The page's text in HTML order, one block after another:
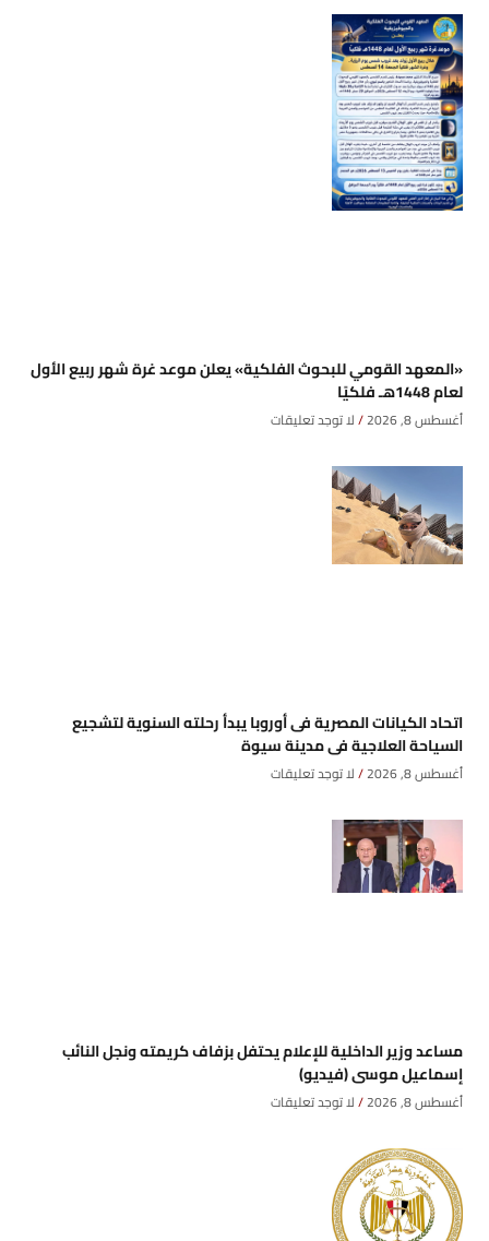
«المعهد القومي للبحوث الفلكية» يعلن موعد غرة شهر ربيع الأول
لعام 1448هـ فلكيًا
أغسطس 8, 2026 لا توجد تعليقات
اتحاد الكيانات المصرية فى أوروبا يبدأ رحلته السنوية لتشجيع
السياحة العلاجية فى مدينة سيوة
أغسطس 8, 2026 لا توجد تعليقات
مساعد وزير الداخلية للإعلام يحتفل بزفاف كريمته ونجل النائب
إسماعيل موسى (فيديو)
أغسطس 8, 2026 لا توجد تعليقات